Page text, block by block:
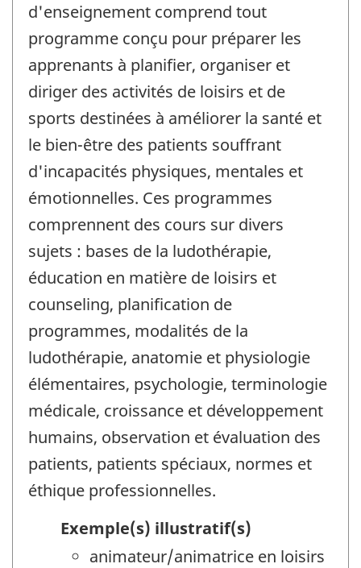
d'enseignement comprend tout
programme conçu pour préparer les
apprenants à planifier, organiser et
diriger des activités de loisirs et de
sports destinées à améliorer la santé et
le bien-être des patients souffrant
d'incapacités physiques, mentales et
émotionnelles. Ces programmes
comprennent des cours sur divers
sujets : bases de la ludothérapie,
éducation en matière de loisirs et
counseling, planification de
programmes, modalités de la
ludothérapie, anatomie et physiologie
élémentaires, psychologie, terminologie
médicale, croissance et développement
humains, observation et évaluation des
patients, patients spéciaux, normes et
éthique professionnelles.
Exemple(s) illustratif(s)
animateur/animatrice en loisirs